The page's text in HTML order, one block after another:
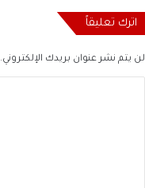
اترك تعليقاً
لن يتم نشر عنوان بريدك الإلكتروني.